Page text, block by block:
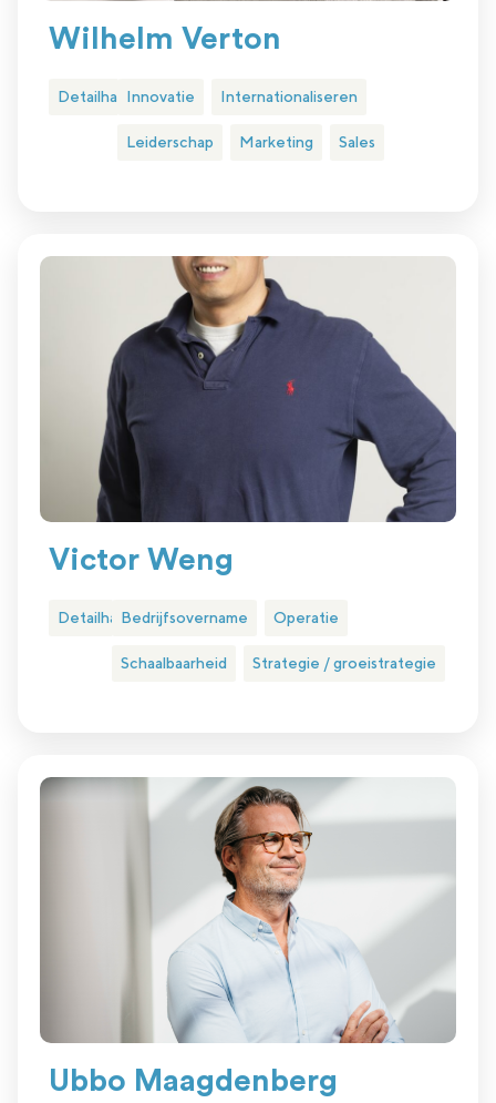
Wilhelm Verton
DetailhandelInnovatie Internationaliseren
Leiderschap Marketing Sales
Victor Weng
DetailhandelBedrijfsovername Operatie
Schaalbaarheid Strategie / groeistrategie
Ubbo Maagdenberg